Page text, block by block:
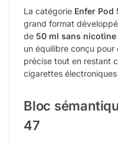
La catégorie Enfer Pod
grand format
de 50 ml sans nicotine
un équilibre conçu
précise tout en restant
cigarettes
Bloc
47